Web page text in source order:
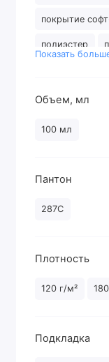
покрытие
полиэстер
стекло флис
Показать
Объем, мл
100 мл
Пантон
287C
Плотность
120 г/м²
Подкладка